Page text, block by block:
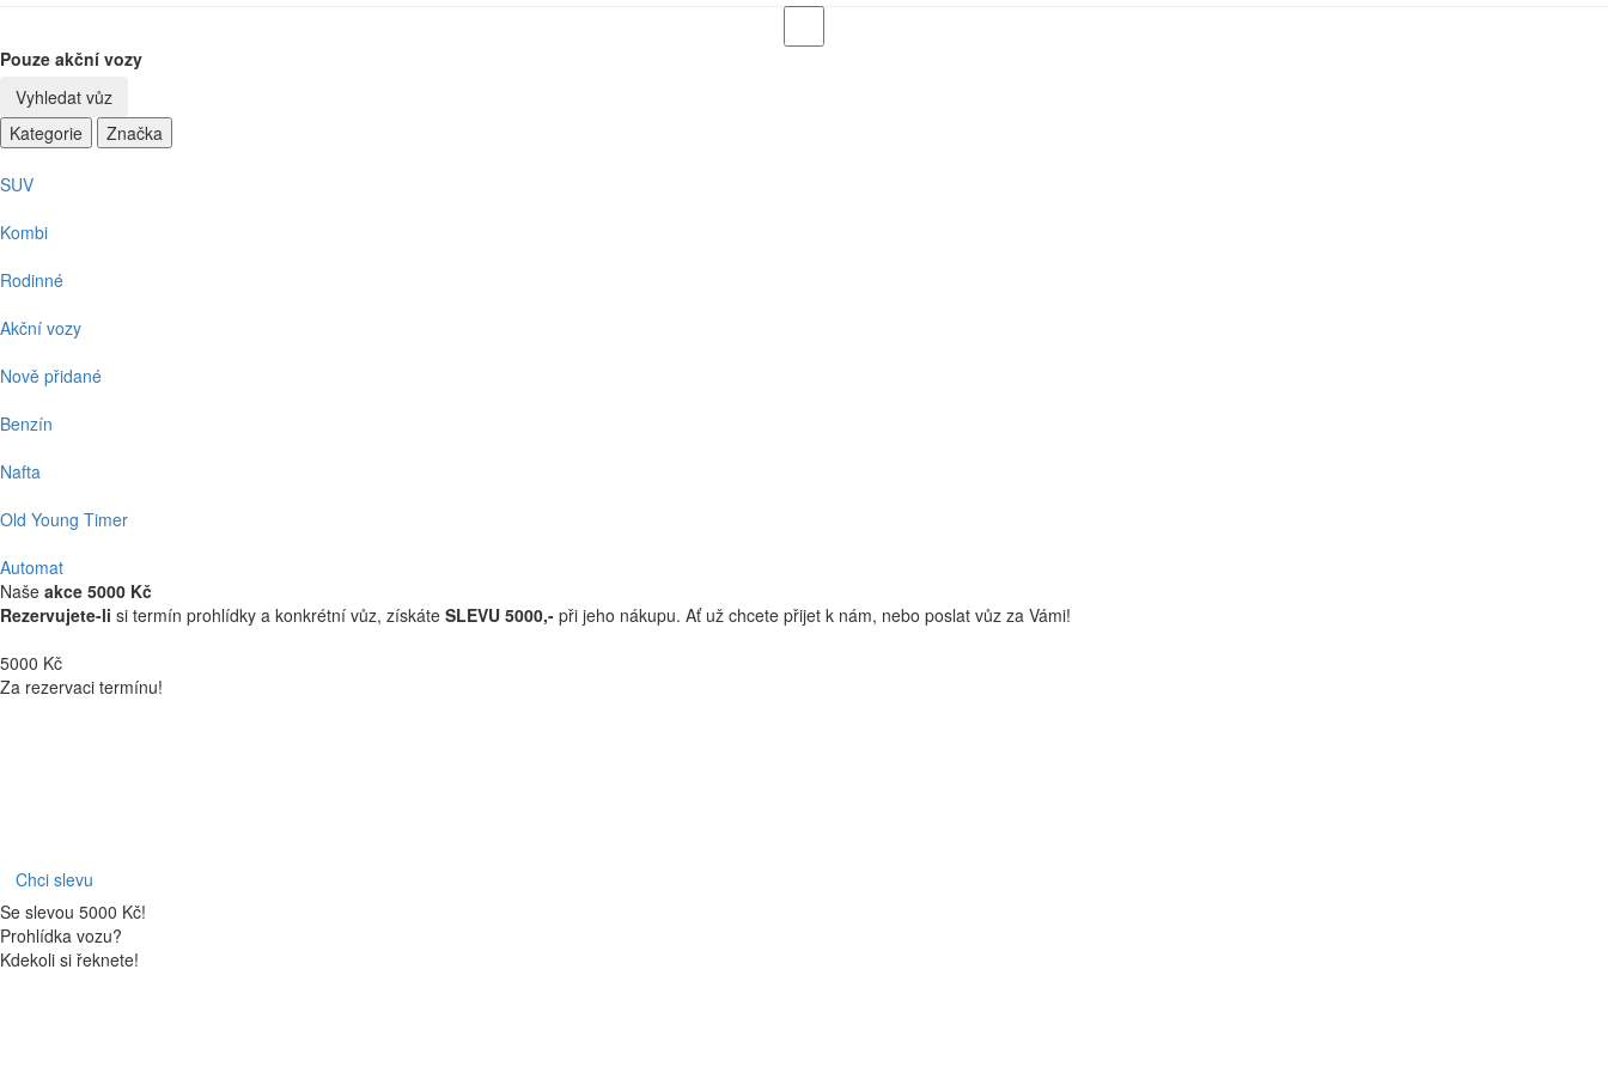
Pouze akční vozy
Vyhledat vůz
Kategorie
Značka
SUV
Kombi
Rodinné
Akční vozy
Nově přidané
Benzín
Nafta
Old Young Timer
Automat
Naše akce 5000 Kč
Rezervujete-li si termín prohlídky a konkrétní vůz, získáte SLEVU 5000,- při jeho nákupu. Ať už chcete přijet k nám, nebo poslat vůz za Vámi!
5000 Kč
Za rezervaci termínu!
Chci slevu
Se slevou 5000 Kč!
Prohlídka vozu?
Kdekoli si řeknete!